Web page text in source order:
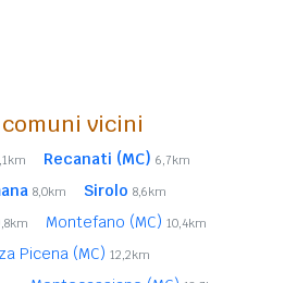
vicini
Recanati (MC) 6,7km
8,0km Sirolo 8,6km
Montefano (MC) 10,4km
Picena (MC) 12,2km